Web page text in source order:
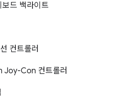
드 백라이트
컨트롤러
Joy-Con 컨트롤러